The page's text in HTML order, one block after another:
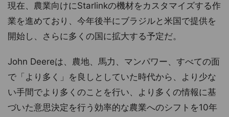
現在、農業向けにStarlinkの機材をカスタマイズする作
業を進めており、今年後半にブラジルと米国で提供を
開始し、さらに多くの国に拡大する予定だ。
John Deereは、農地、馬力、マンパワー、すべての面
で「より多く」を良しとしていた時代から、より少な
い手間でより多くのことを行い、より多くの情報に基
づいた意思決定を行う効率的な農業へのシフトを10年